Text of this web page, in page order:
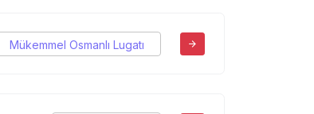
Mükemmel Osmanlı Lugatı